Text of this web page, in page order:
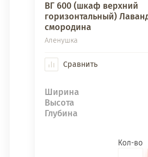
ВГ 600 (шкаф верхний
горизонтальный)
смородина
Аленушка
Сравнить
Ширина
Высота
Глубина
Кол-во